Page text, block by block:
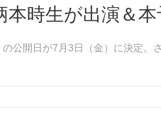
時生が出演＆本
公開日が7月3日（金）に決定。